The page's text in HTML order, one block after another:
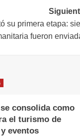
su primera etapa:
fueron
consolida como
el turismo de
eventos